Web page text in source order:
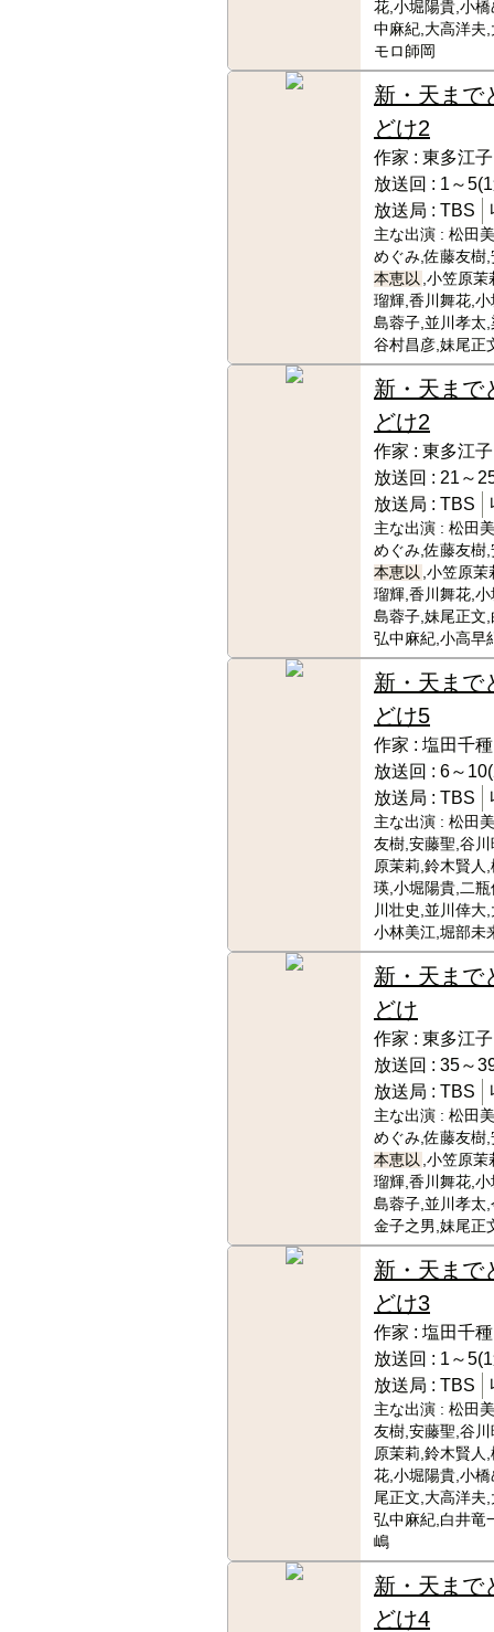
花,小堀陽貴,小
中麻紀,大高洋夫
モロ師岡
新・天まで
どけ2
作家 : 東多江子
放送回 : 1～
放送局 : TBS
主な出演 : 松田
めぐみ,佐藤友樹
本恵以 ,小笠原
瑠輝,香川舞花,
島蓉子,並川孝太
谷村昌彦,妹尾正
新・天まで
どけ2
作家 : 東多江子
放送回 : 21～
放送局 : TBS
主な出演 : 松田
めぐみ,佐藤友樹
本恵以 ,小笠原
瑠輝,香川舞花,
島蓉子,妹尾正文
弘中麻紀,小高早
新・天まで
どけ5
作家 : 塩田千種
放送回 : 6～
放送局 : TBS
主な出演 : 松田
友樹,安藤聖,谷川
原茉莉,鈴木賢人
瑛,小堀陽貴,二
川壮史,並川倖大
小林美江,堀部未
新・天まで
どけ
作家 : 東多江子
放送回 : 35～
放送局 : TBS
主な出演 : 松田
めぐみ,佐藤友樹
本恵以 ,小笠原
瑠輝,香川舞花,
島蓉子,並川孝太
金子之男,妹尾正
新・天まで
どけ3
作家 : 塩田千種
放送回 : 1～
放送局 : TBS
主な出演 : 松田
友樹,安藤聖,谷川
原茉莉,鈴木賢人
花,小堀陽貴,小
尾正文,大高洋夫
弘中麻紀,白井竜
嶋
新・天まで
どけ4